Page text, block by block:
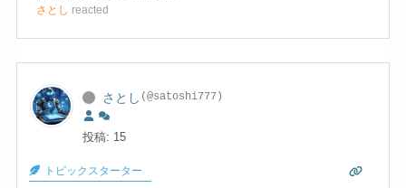
さとし reacted
さとし (@satoshi777)
投稿: 15
トピックスターター